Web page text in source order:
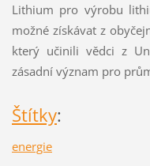
Lithium pro výrobu
možné získávat z
který učinili vědci z
zásadní význam pro
Štítky:
energie